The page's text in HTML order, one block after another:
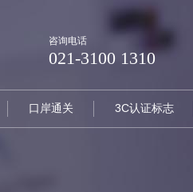
咨询电话
021-3100 1310
口岸通关 3C认证标志